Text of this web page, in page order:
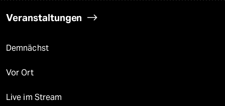
Veranstaltungen
Demnächst
Vor Ort
Live im Stream